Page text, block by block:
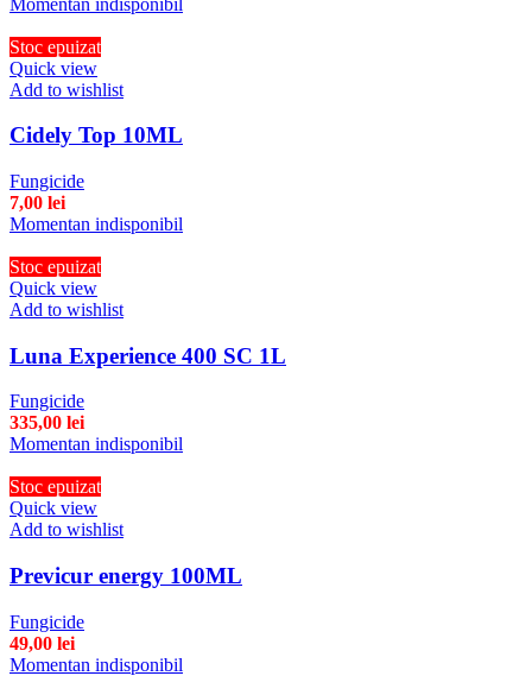
Stoc epuizat
Quick view
Add to wishlist
Cidely Top 10ML
Fungicide
7,00 lei
Momentan indisponibil
Stoc epuizat
Quick view
Add to wishlist
Luna Experience 400 SC 1L
Fungicide
335,00 lei
Momentan indisponibil
Stoc epuizat
Quick view
Add to wishlist
Previcur energy 100ML
Fungicide
49,00 lei
Momentan indisponibil